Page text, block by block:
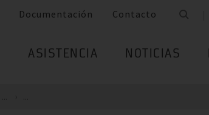
Documentación Contacto
ASISTENCIA NOTICIAS